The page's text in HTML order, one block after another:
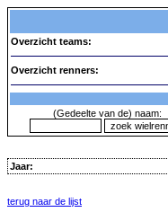
Overzicht teams:
Overzicht renners:
(Gedeelte van de) naam:
Jaar:
terug naar de lijst